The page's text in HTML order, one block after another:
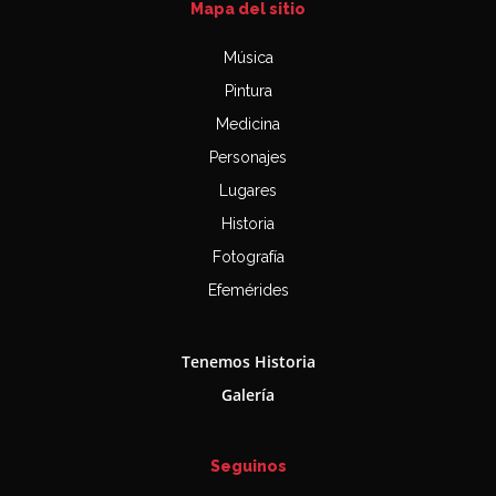
Mapa del sitio
Música
Pintura
Medicina
Personajes
Lugares
Historia
Fotografía
Efemérides
Tenemos Historia
Galería
Seguinos